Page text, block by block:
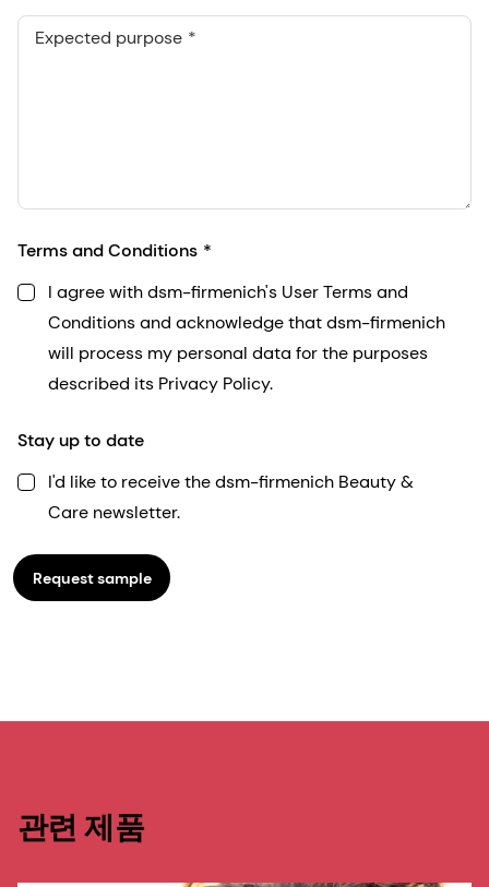
Expected purpose
Terms and Conditions
I agree with dsm-firmenich's User Terms and
Conditions and acknowledge that dsm-firmenich
will process my personal data for the purposes
described its Privacy Policy.
Stay up to date
I'd like to receive the dsm-firmenich Beauty &
Care newsletter.
Request sample
관련 제품